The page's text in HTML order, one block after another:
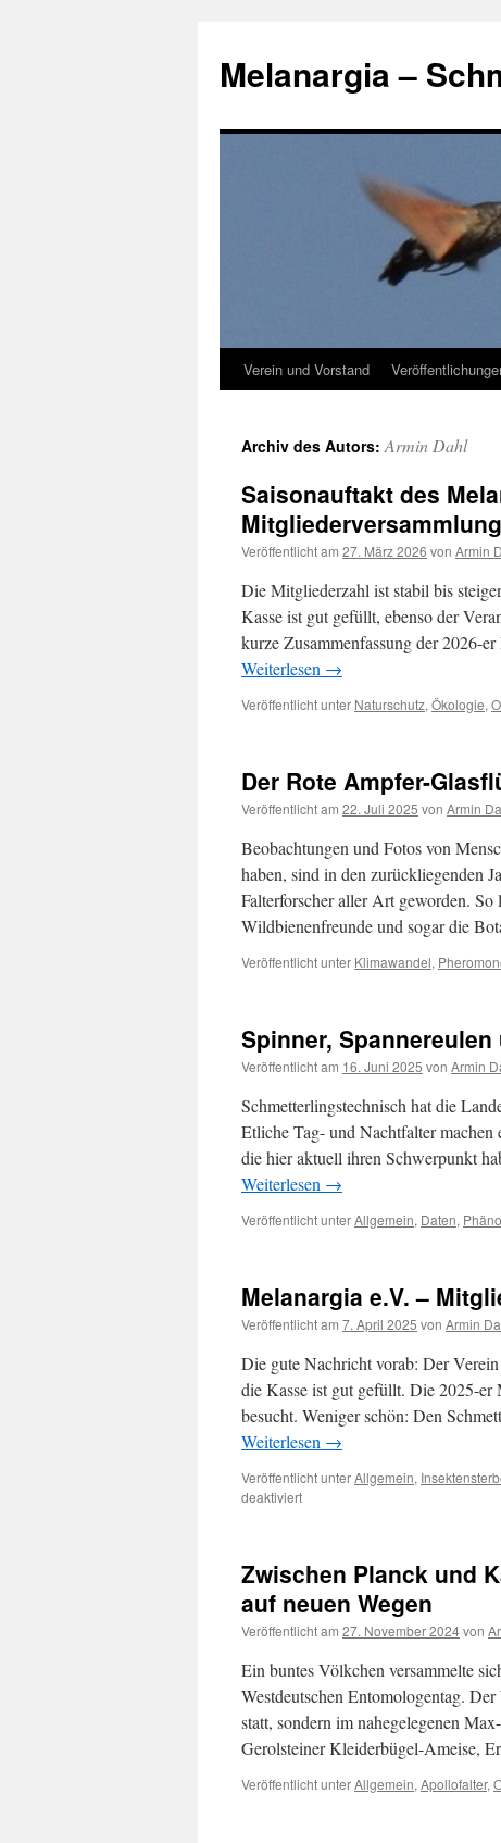
springen
Melanargia –
Verein und Vorstand
Archiv des Autors:Armin Dahl
Saisonauftakt des
Veröffentlicht am 27. März 2026 von Armin
Die Mitgliederzahl ist stabil bis
Kasse ist gut gefüllt, ebenso der
kurze Zusammenfassung der 2026-
Weiterlesen →
Veröffentlicht unter Naturschutz, Ökologie,
Der Rote Ampfer-
Veröffentlicht am 22. Juli 2025 von Armin
Beobachtungen und Fotos von
haben, sind in den zurückliegenden
Falterforscher aller Art geworden.
Wildbienenfreunde und sogar die
Veröffentlicht unter Klimawandel,
Spinner,
Veröffentlicht am 16. Juni 2025 von Armin
Schmetterlingstechnisch hat die
Etliche Tag- und Nachtfalter
die hier aktuell ihren Schwerpunkt
Weiterlesen →
Veröffentlicht unterAllgemein, Daten,
Melanargia e.V. –
Veröffentlicht am 7. April 2025 von Armin
Die gute Nachricht vorab: Der
die Kasse ist gut gefüllt. Die 2025-
besucht. Weniger schön: Den
Weiterlesen →
Veröffentlicht unterAllgemein,
deaktiviertfür
Mitgliederversammlung
in
Eitorf
Zwischen Planck und
auf neuen Wegen
Veröffentlicht am 27. November 2024von
Ein buntes Völkchen versammelte
Westdeutschen Entomologentag.
statt, sondern im nahegelegenen
Gerolsteiner Kleiderbügel-Ameise,
Veröffentlicht unterAllgemein, Apollofalter,